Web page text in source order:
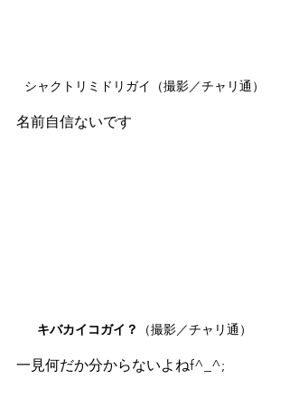
シャクトリミドリガイ（撮影／チャリ通）
名前自信ないです
キバカイコガイ？ （撮影／チャリ通）
一見何だか分からないよねf^_^;